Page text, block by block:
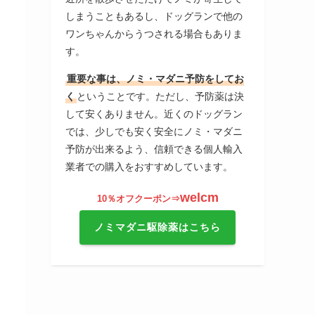
しまうこともあるし、ドッグランで他の
ワンちゃんからうつされる場合もありま
す。
重要な事は、ノミ・マダニ予防をしてお
く ということです。ただし、予防薬は決
して安くありません。近くのドッグラン
では、少しでも安く安全にノミ・マダニ
予防が出来るよう、信頼できる個人輸入
業者での購入をおすすめしています。
10％オフクーポン⇒welcm
ノミマダニ駆除薬はこちら